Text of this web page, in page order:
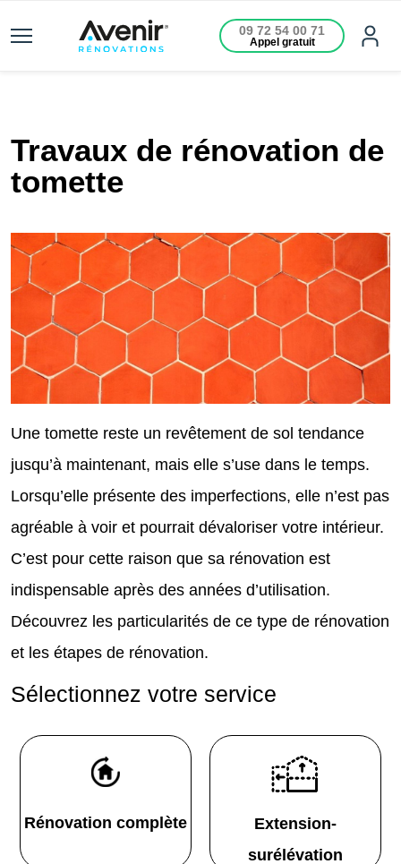
09 72 54 00 71
Appel gratuit
Travaux de rénovation de
tomette
Une tomette reste un revêtement de sol tendance
jusqu’à maintenant, mais elle s’use dans le temps.
Lorsqu’elle présente des imperfections, elle n’est pas
agréable à voir et pourrait dévaloriser votre intérieur.
C’est pour cette raison que sa rénovation est
indispensable après des années d’utilisation.
Découvrez les particularités de ce type de rénovation
et les étapes de rénovation.
Sélectionnez votre service
Rénovation complète
Extension-
surélévation